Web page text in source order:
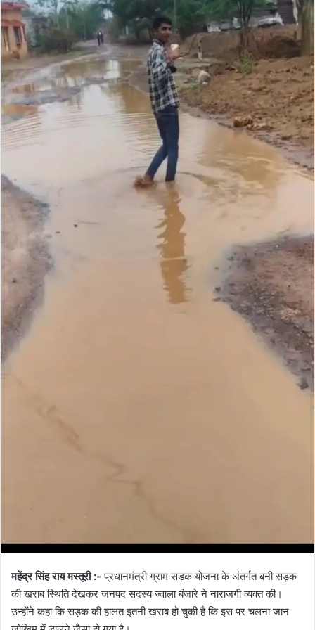
महेंद्र सिंह राय मस्तूरी :- प्रधानमंत्री ग्राम सड़क योजना के अंतर्गत बनी सड़क
की खराब स्थिति देखकर जनपद सदस्य ज्वाला बंजारे ने नाराजगी व्यक्त की।
उन्होंने कहा कि सड़क की हालत इतनी खराब हो चुकी है कि इस पर चलना जान